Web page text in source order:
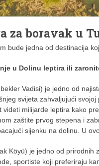
za boravak u
bude jedna od destinacija
u Dolinu leptira ili
Vadisi) je jedno od
svijeta zahvaljujući
videti milijarde leptira kako
zaštite prvog stepena i
sijenku na dolinu. U
Köyü) je jedno od prirodnih
sportiste koji preferiraju